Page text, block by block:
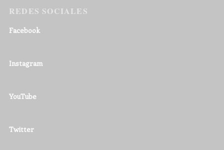
REDES SOCIALES
Facebook
Instagram
YouTube
Twitter